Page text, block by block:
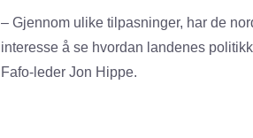
– Gjennom ulike tilpasninger, har de
interesse å se hvordan landenes
Fafo-leder Jon Hippe.